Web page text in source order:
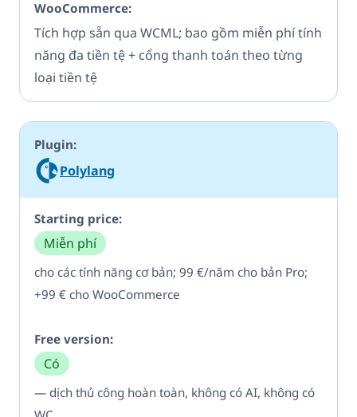
Tích hợp sẵn qua WCML; bao gồm miễn phí tính
năng đa tiền tệ + cổng thanh toán theo từng
loại tiền tệ
Polylang
Miễn phí
cho các tính năng cơ bản; 99 €/năm cho bản Pro;
+99 € cho WooCommerce
Có
— dịch thủ công hoàn toàn, không có AI, không có